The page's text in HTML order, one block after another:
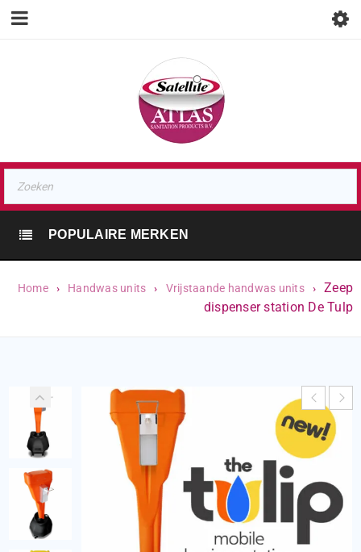
POPULAIRE MERKEN
Home › Handwas units › Vrijstaande handwas units ›
Zeep
dispenser station De Tulp